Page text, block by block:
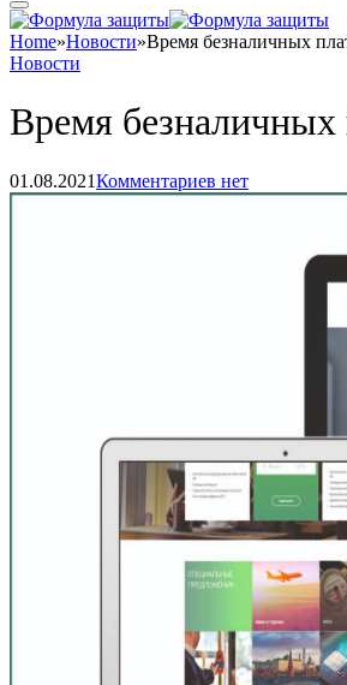
Home»Новости»Время безналичных
Новости
Время безналичных
01.08.2021Комментариев нет